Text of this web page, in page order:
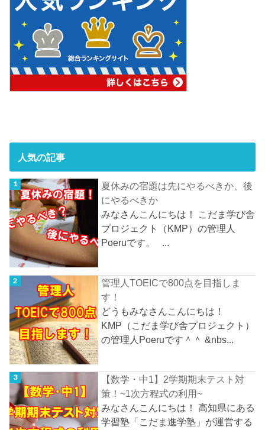
人気の記事
夏休みの宿題は先にやるべきか、後
にやるべきか
みなさんこんにちは！ こだま学び舎
プロジェクト（KMP）の管理人
Poeruです。 ...
管理人TOEICで800点を目指しま
す！
どうもみなさんこんにちは！
KMP（こだま学び舎プロジェクト）
の管理人Poeruです＾＾ &nbs...
【数学・中1】2学期期末テスト対
策！~1次方程式の利用~
みなさんこんにちは！ 高知県にある
学習塾「こだま進学塾」が運営する